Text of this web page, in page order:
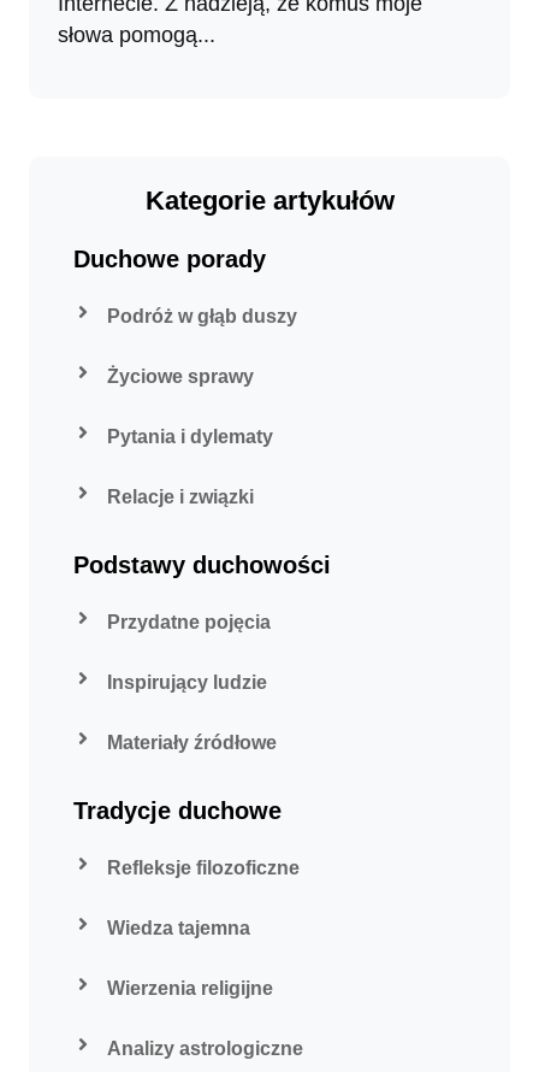
słowa pomogą...
Kategorie artykułów
Duchowe porady
Podróż w głąb duszy
Życiowe sprawy
Pytania i dylematy
Relacje i związki
Podstawy duchowości
Przydatne pojęcia
Inspirujący ludzie
Materiały źródłowe
Tradycje duchowe
Refleksje filozoficzne
Wiedza tajemna
Wierzenia religijne
Analizy astrologiczne